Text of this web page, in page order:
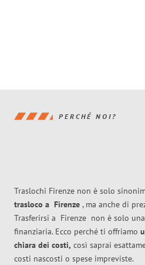
PERCHÉ NOI?
Traslochi Firenze non è solo
trasloco a Firenze , ma anche di
Trasferirsi a Firenze non è solo
finanziaria. Ecco perché ti offriamo
chiara dei costi, così saprai
costi nascosti o spese impreviste.